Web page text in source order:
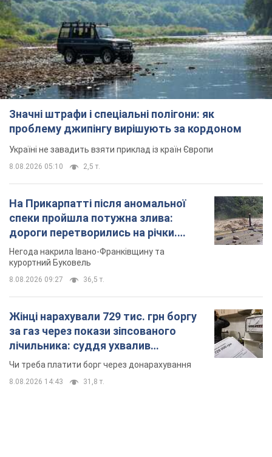
Значні штрафи і спеціальні полігони: як
проблему джипінгу вирішують за кордоном
Україні не завадить взяти приклад із країн Європи
8.08.2026 05:10 2,5 т.
На Прикарпатті після аномальної
спеки пройшла потужна злива:
дороги перетворились на річки.
Відео
Негода накрила Івано-Франківщину та
курортний Буковель
8.08.2026 09:27 36,5 т.
Жінці нарахували 729 тис. грн боргу
за газ через покази зіпсованого
лічильника: суддя ухвалив
неочікуване рішення
Чи треба платити борг через донарахування
8.08.2026 14:43 31,8 т.